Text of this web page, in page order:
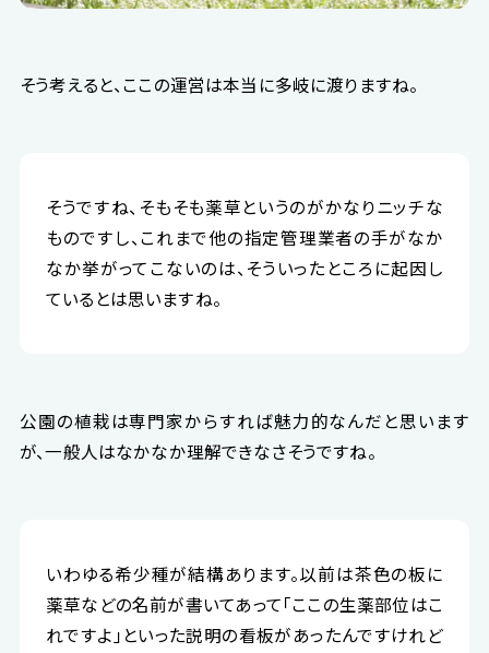
そう考えると、ここの運営は本当に多岐に渡りますね。
そうですね、そもそも薬草というのがかなりニッチな
ものですし、これまで他の指定管理業者の手がなか
なか挙がってこないのは、そういったところに起因し
ているとは思いますね。
公園の植栽は専門家からすれば魅力的なんだと思います
が、一般人はなかなか理解できなさそうですね。
いわゆる希少種が結構あります。以前は茶色の板に
薬草などの名前が書いてあって「ここの生薬部位はこ
れですよ」といった説明の看板があったんですけれど